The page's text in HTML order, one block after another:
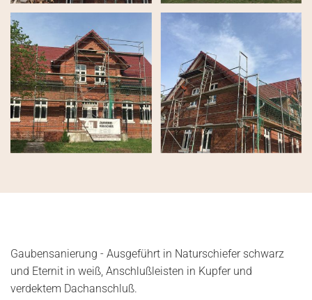
Gaubensanierung - Ausgeführt in Naturschiefer schwarz
und Eternit in weiß, Anschlußleisten in Kupfer und
verdektem Dachanschluß.